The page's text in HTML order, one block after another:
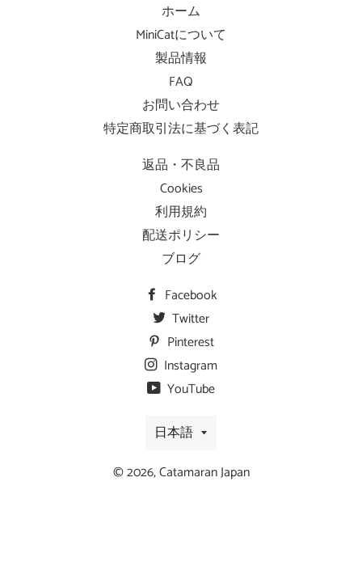
ホーム
MiniCatについて
製品情報
FAQ
お問い合わせ
特定商取引法に基づく表記
返品・不良品
Cookies
利用規約
配送ポリシー
ブログ
Facebook
Twitter
Pinterest
Instagram
YouTube
言
語
日本語
© 2026,Catamaran Japan